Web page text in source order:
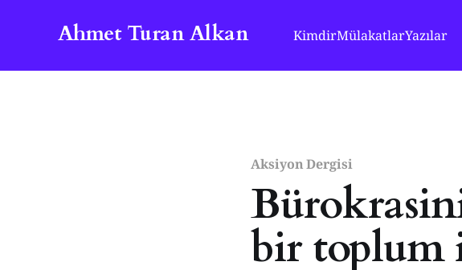
Ahmet Turan Alkan KimdirMülakatlarYazılar
Aksiyon Dergisi
bir toplum